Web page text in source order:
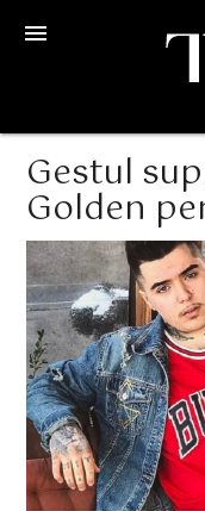
menu
Gestul
Golden